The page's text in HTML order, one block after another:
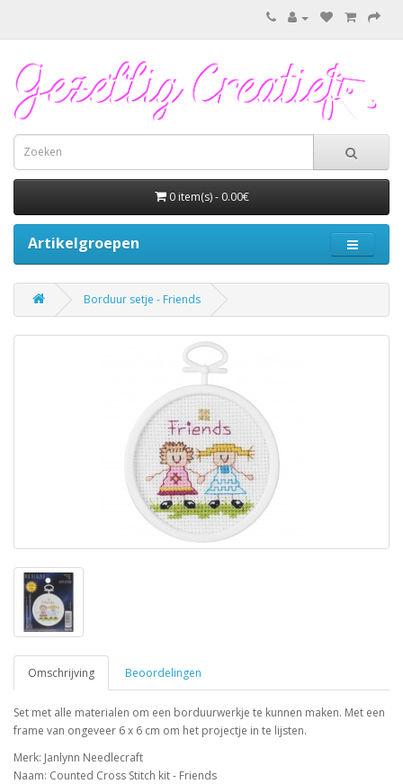
0 item(s) - 0.00€
Artikelgroepen
Borduur setje - Friends
Omschrijving Beoordelingen
Set met alle materialen om een borduurwerkje te kunnen maken. Met een
frame van ongeveer 6 x 6 cm om het projectje in te lijsten.
Merk: Janlynn Needlecraft
Naam: Counted Cross Stitch kit - Friends